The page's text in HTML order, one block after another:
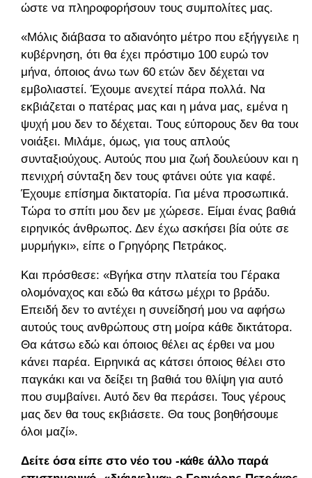
ώστε να πληροφορήσουν τους συμπολίτες μας.
«Μόλις διάβασα το αδιανόητο μέτρο που εξήγγειλε η
κυβέρνηση, ότι θα έχει πρόστιμο 100 ευρώ τον
μήνα, όποιος άνω των 60 ετών δεν δέχεται να
εμβολιαστεί. Έχουμε ανεχτεί πάρα πολλά. Να
εκβιάζεται ο πατέρας μας και η μάνα μας, εμένα η
ψυχή μου δεν το δέχεται. Tους εύπορους δεν θα τους
νοιάξει. Μιλάμε, όμως, για τους απλούς
συνταξιούχους. Αυτούς που μια ζωή δουλεύουν και η
πενιχρή σύνταξη δεν τους φτάνει ούτε για καφέ.
Έχουμε επίσημα δικτατορία. Για μένα προσωπικά.
Τώρα το σπίτι μου δεν με χώρεσε. Είμαι ένας βαθιά
ειρηνικός άνθρωπος. Δεν έχω ασκήσει βία ούτε σε
μυρμήγκι», είπε ο Γρηγόρης Πετράκος.
Και πρόσθεσε: «Βγήκα στην πλατεία του Γέρακα
ολομόναχος και εδώ θα κάτσω μέχρι το βράδυ.
Επειδή δεν το αντέχει η συνείδησή μου να αφήσω
αυτούς τους ανθρώπους στη μοίρα κάθε δικτάτορα.
Θα κάτσω εδώ και όποιος θέλει ας έρθει να μου
κάνει παρέα. Ειρηνικά ας κάτσει όποιος θέλει στο
παγκάκι και να δείξει τη βαθιά του θλίψη για αυτό
που συμβαίνει. Αυτό δεν θα περάσει. Τους γέρους
μας δεν θα τους εκβιάσετε. Θα τους βοηθήσουμε
όλοι μαζί».
Δείτε όσα είπε στο νέο του -κάθε άλλο παρά